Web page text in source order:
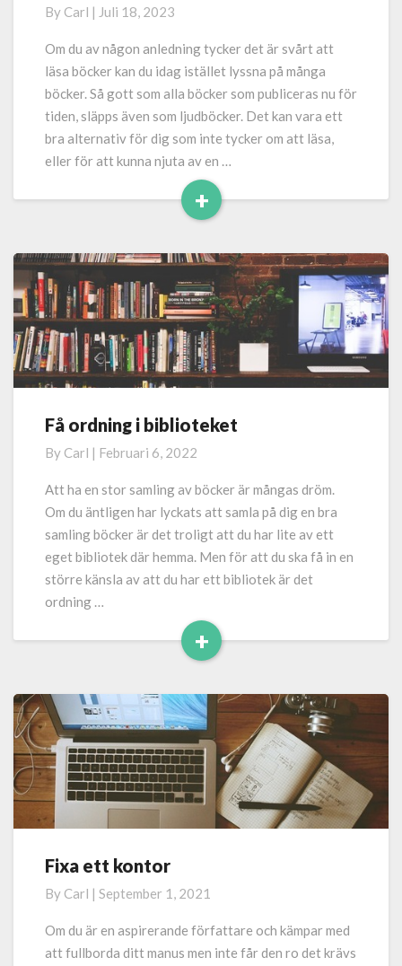
böcker
By Carl | Juli 18, 2023
Om du av någon anledning tycker det är svårt att
läsa böcker kan du idag istället lyssna på många
böcker. Så gott som alla böcker som publiceras nu för
tiden, släpps även som ljudböcker. Det kan vara ett
bra alternativ för dig som inte tycker om att läsa,
eller för att kunna njuta av en …
+
Read
Få
i
biblioteket
Få ordning i biblioteket
By Carl | Februari 6, 2022
Att ha en stor samling av böcker är mångas dröm.
Om du äntligen har lyckats att samla på dig en bra
samling böcker är det troligt att du har lite av ett
eget bibliotek där hemma. Men för att du ska få in en
större känsla av att du har ett bibliotek är det
ordning …
+
Read
Fixa
kontor
Fixa ett kontor
By Carl | September 1, 2021
Om du är en aspirerande författare och kämpar med
att fullborda ditt manus men inte får den ro det krävs